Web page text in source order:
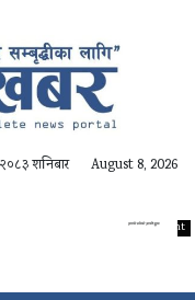
शनिबार August 8, 2026